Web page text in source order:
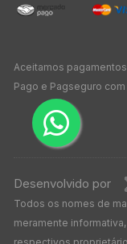
Aceitamos
Pago e Pagseguro
Desenvolvido por
Todos os nomes de
meramente